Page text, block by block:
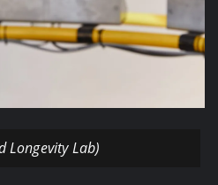
Longevity Lab)